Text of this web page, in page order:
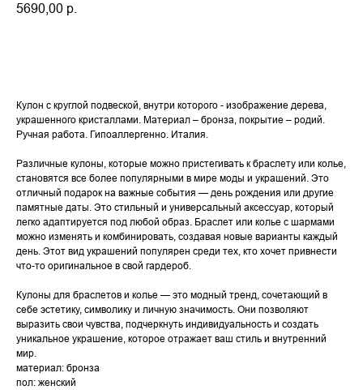
5690,00 р.
Кулон с круглой подвеской, внутри которого - изображение дерева,
украшенного кристаллами. Материал – бронза, покрытие – родий.
Ручная работа. Гипоаллергенно. Италия.
Различные кулоны, которые можно пристегивать к браслету или колье,
становятся все более популярными в мире моды и украшений. Это
отличный подарок на важные события — день рождения или другие
памятные даты. Это стильный и универсальный аксессуар, который
легко адаптируется под любой образ. Браслет или колье с шармами
можно изменять и комбинировать, создавая новые варианты каждый
день. Этот вид украшений популярен среди тех, кто хочет привнести
что-то оригинальное в свой гардероб.
Кулоны для браслетов и колье — это модный тренд, сочетающий в
себе эстетику, символику и личную значимость. Они позволяют
выразить свои чувства, подчеркнуть индивидуальность и создать
уникальное украшение, которое отражает ваш стиль и внутренний
мир.
материал: бронза
пол: женский